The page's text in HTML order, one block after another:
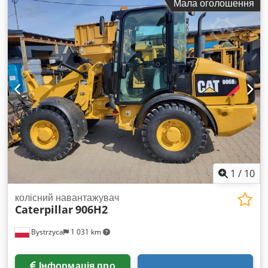
150 кВА Розміри вантажного відсіку: 352 x 113 x 181 см
Маркування CE: так Обʼєм водяного бака: 349 л Країна
виробництва: КНР Звертайтесь до команди DPX для
отримання додаткової інформації. Djdpfxjwqkn Te Acqeck =
Додаткові опції та обладнання = - Акумулятор - Панель
керування - Сталевий дах - Автоцистерна
Мала оголошення
1 / 10
Bystrzyca 1 031 km
колісний навантажувач
Caterpillar906H2